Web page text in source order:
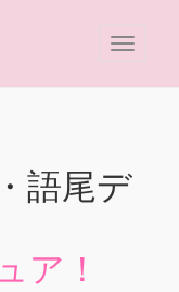
語尾デ
ア！